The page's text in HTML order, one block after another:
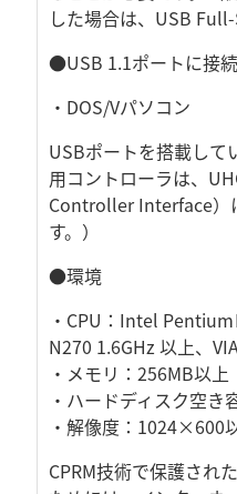
した場合は、USB
●USB 1.1ポートに接
・DOS/Vパソコン
USBポートを搭載して
用コントローラは、
Controller Interface）
す。）
●環境
・CPU：Intel
N270 1.6GHz 以上、
・メモリ：256MB以上
・ハードディスク空き
・解像度：1024×600
CPRM技術で保護され